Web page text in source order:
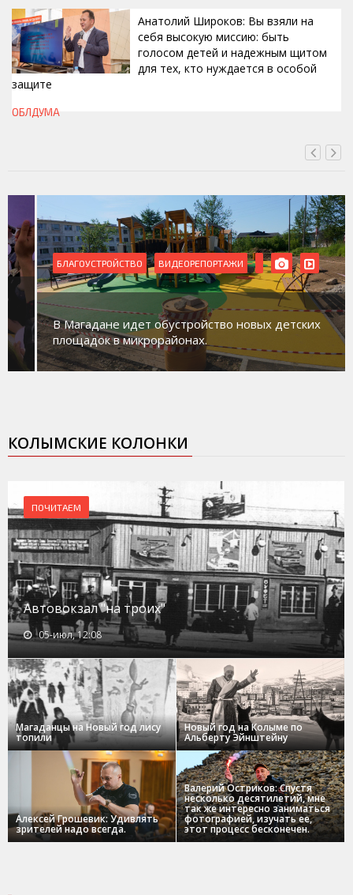
Анатолий Широков: Вы взяли на
себя высокую миссию: быть
голосом детей и надежным щитом
для тех, кто нуждается в особой
защите
ОБЛДУМА
БЛАГОУСТРОЙСТВО ВИДЕОРЕПОРТАЖИ
В Магадане идет обустройство новых детских
площадок в микрорайонах.
КОЛЫМСКИЕ КОЛОНКИ
ПОЧИТАЕМ
Автовокзал "на троих"
05-июл, 12:08
Магаданцы на Новый год лису
топили
Новый год на Колыме по
Альберту Эйнштейну
Алексей Грошевик: Удивлять
зрителей надо всегда.
Валерий Остриков: Спустя
несколько десятилетий, мне
так же интересно заниматься
фотографией, изучать ее,
этот процесс бесконечен.